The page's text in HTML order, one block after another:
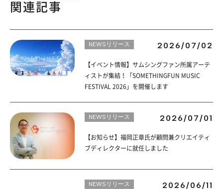
関連記事
NEWSリリース 2026/07/02
【イベント情報】サムシングファン所属アーテ
ィストが集結！「SOMETHINGFUN MUSIC
FESTIVAL 2026」を開催します
NEWSリリース 2026/07/01
【お知らせ】福岡正章氏が顧問兼クリエイティ
ブディレクターに就任しました
NEWSリリース 2026/06/11